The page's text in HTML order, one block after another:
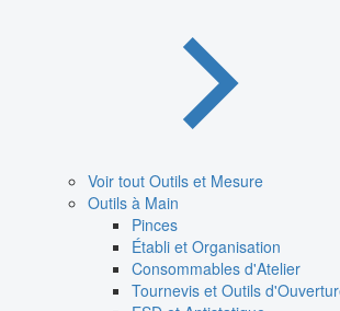
Voir tout Outils et Mesure
Outils à Main
Pinces
Établi et Organisation
Consommables d'Atelier
Tournevis et Outils